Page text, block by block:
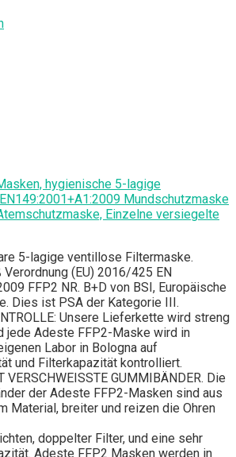
hygienische 5-lagige
Mundschutzmaske
Einzelne versiegelte
5-lagige ventillose Filtermaske.
(EU) 2016/425 EN
FFP2 NR. B+D von BSI, Europäische
Dies ist PSA der Kategorie III.
Unsere Lieferkette wird streng
jede Adeste FFP2-Maske wird in
Labor in Bologna auf
und Filterkapazität kontrolliert.
VERSCHWEISSTE GUMMIBÄNDER. Die
der Adeste FFP2-Masken sind aus
Material, breiter und reizen die Ohren
doppelter Filter, und eine sehr
Adeste FFP2 Masken werden in